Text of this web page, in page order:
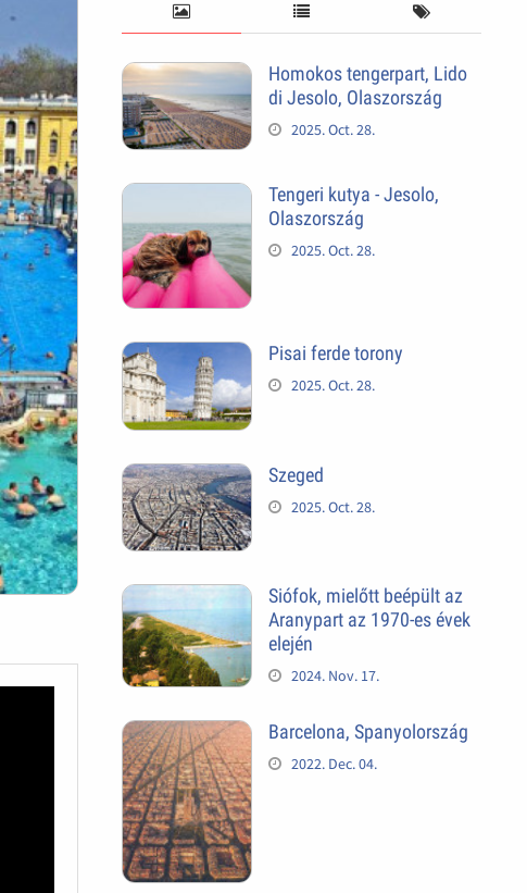
Homokos tengerpart, Lido
di Jesolo, Olaszország
2025. Oct. 28.
Tengeri kutya - Jesolo,
Olaszország
2025. Oct. 28.
Pisai ferde torony
2025. Oct. 28.
Szeged
2025. Oct. 28.
Siófok, mielőtt beépült az
Aranypart az 1970-es évek
elején
2024. Nov. 17.
Barcelona, Spanyolország
2022. Dec. 04.